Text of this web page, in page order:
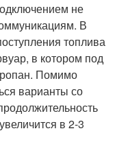
не
В
топлива
в котором под
Помимо
варианты со
в 2-3